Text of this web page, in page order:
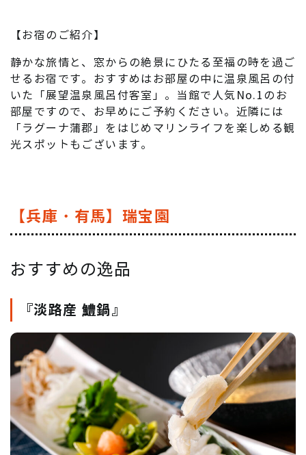
【お宿のご紹介】
静かな旅情と、窓からの絶景にひたる至福の時を過ご
せるお宿です。おすすめはお部屋の中に温泉風呂の付
いた「展望温泉風呂付客室」。当館で人気No.1のお
部屋ですので、お早めにご予約ください。近隣には
「ラグーナ蒲郡」をはじめマリンライフを楽しめる観
光スポットもございます。
【兵庫・有馬】瑞宝園
おすすめの逸品
『淡路産 鱧鍋』